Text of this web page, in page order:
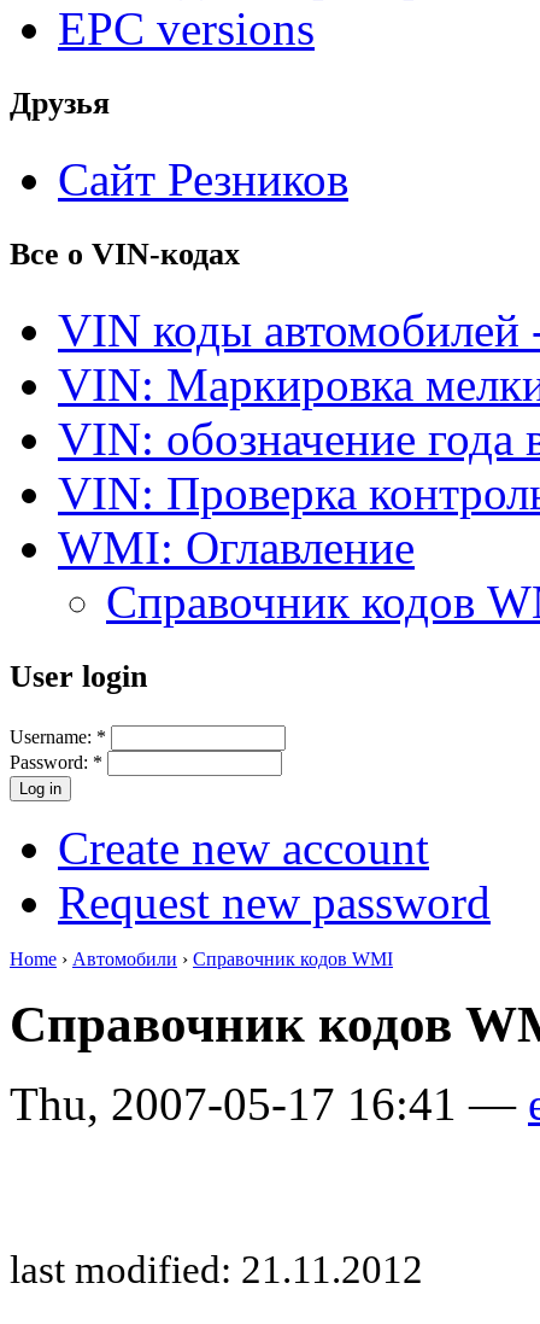
EPC versions
Друзья
Сайт Резников
Все о VIN-кодах
VIN коды автомобилей
VIN: Маркировка
VIN: обозначение года
VIN: Проверка
WMI: Оглавление
Справочник кодов
User login
Username: *
Password: *
Create new account
Request new password
Home › Автомобили › Справочник кодов WMI
Справочник кодов
Thu, 2007-05-17 16:41 —
last modified: 21.11.2012